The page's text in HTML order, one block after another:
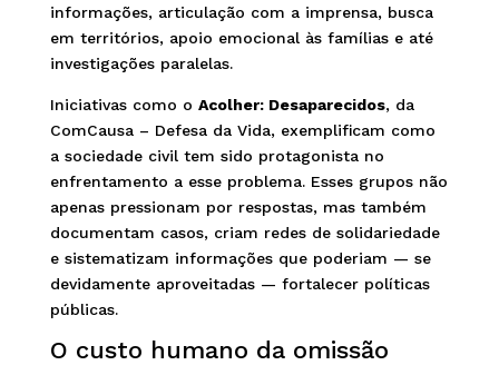
informações, articulação com a imprensa, busca
em territórios, apoio emocional às famílias e até
investigações paralelas.
Iniciativas como o Acolher: Desaparecidos, da
ComCausa – Defesa da Vida, exemplificam como
a sociedade civil tem sido protagonista no
enfrentamento a esse problema. Esses grupos não
apenas pressionam por respostas, mas também
documentam casos, criam redes de solidariedade
e sistematizam informações que poderiam — se
devidamente aproveitadas — fortalecer políticas
públicas.
O custo humano da omissão